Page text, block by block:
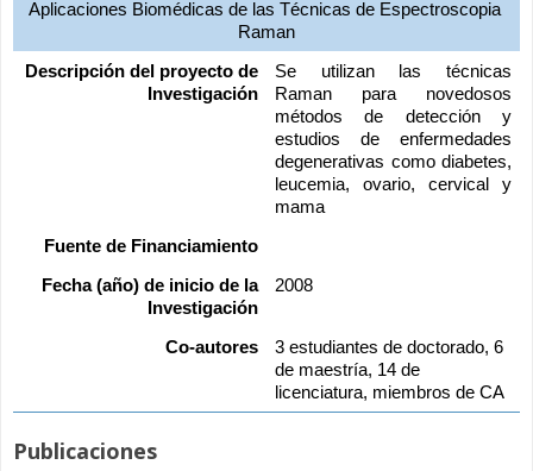
Aplicaciones Biomédicas de las Técnicas de Espectroscopia
Raman
Descripción del proyecto de
Investigación
Se utilizan las técnicas
Raman para novedosos
métodos de detección y
estudios de enfermedades
degenerativas como diabetes,
leucemia, ovario, cervical y
mama
Fuente de Financiamiento
Fecha (año) de inicio de la
Investigación
2008
Co-autores
3 estudiantes de doctorado, 6
de maestría, 14 de
licenciatura, miembros de CA
Publicaciones